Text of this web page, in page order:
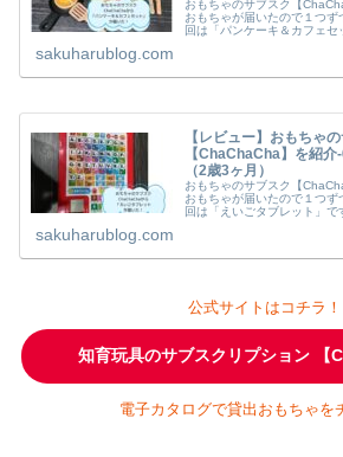
おもちゃのサブスク【
おもちゃが届いたので１つ
回は「パンケーキ＆カフェセ
sakuharublog.com
【レビュー】おもちゃ
【ChaChaCha】を紹介
（2歳3ヶ月）
おもちゃのサブスク【
おもちゃが届いたので１つ
回は「えいごタブレット」で
sakuharublog.com
公式サイトはコチラ！
知育玩具のサブスクリプション 【
電子カタログで貸出おもちゃを